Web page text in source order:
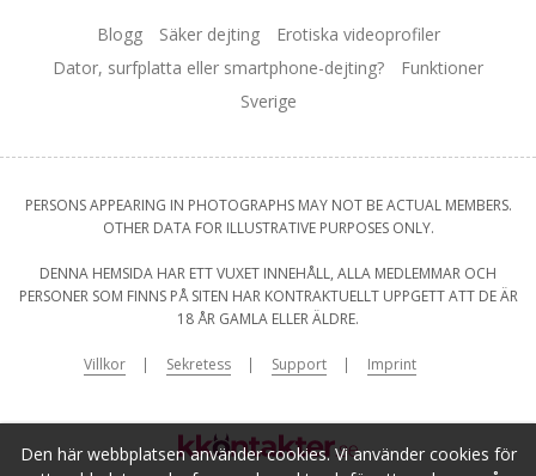
Den här webbplatsen använder cookies. Vi använder cookies för
Blogg Säker dejting
Erotiska videoprofiler
Dator, surfplatta eller smartphone-dejting?
Funktioner
Sverige
PERSONS APPEARING IN PHOTOGRAPHS MAY NOT BE ACTUAL MEMBERS.
OTHER DATA FOR ILLUSTRATIVE PURPOSES ONLY.
DENNA HEMSIDA HAR ETT VUXET INNEHÅLL, ALLA MEDLEMMAR OCH
PERSONER SOM FINNS PÅ SITEN HAR KONTRAKTUELLT UPPGETT ATT DE ÄR
18 ÅR GAMLA ELLER ÄLDRE.
Villkor Sekretess Support Imprint